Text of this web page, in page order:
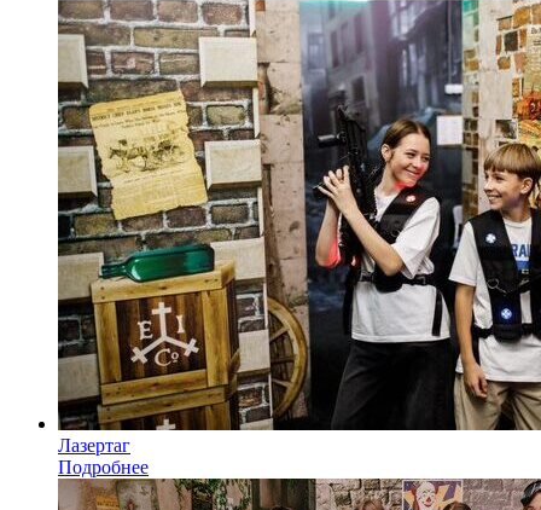
Лазертаг
Подробнее